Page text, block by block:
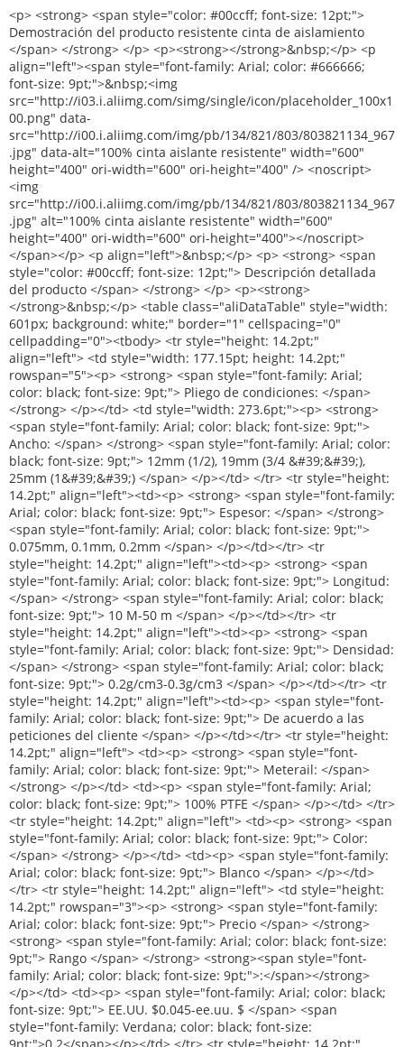
<p> <strong> <span style="color: #00ccff; font-size: 12pt;"> Demostración del producto resistente cinta de aislamiento </span> </strong> </p> <p><strong></strong>&nbsp;</p> <p align="left"><span style="font-family: Arial; color: #666666; font-size: 9pt;">&nbsp;<img src="http://i03.i.aliimg.com/simg/single/icon/placeholder_100x100.png" data-src="http://i00.i.aliimg.com/img/pb/134/821/803/803821134_967.jpg" data-alt="100% cinta aislante resistente" width="600" height="400" ori-width="600" ori-height="400" /> <noscript><img src="http://i00.i.aliimg.com/img/pb/134/821/803/803821134_967.jpg" alt="100% cinta aislante resistente" width="600" height="400" ori-width="600" ori-height="400"></noscript> </span></p> <p align="left">&nbsp;</p> <p> <strong> <span style="color: #00ccff; font-size: 12pt;"> Descripción detallada del producto </span> </strong> </p> <p><strong></strong>&nbsp;</p> <table class="aliDataTable" style="width: 601px; background: white;" border="1" cellspacing="0" cellpadding="0"><tbody> <tr style="height: 14.2pt;" align="left"> <td style="width: 177.15pt; height: 14.2pt;" rowspan="5"><p> <strong> <span style="font-family: Arial; color: black; font-size: 9pt;"> Pliego de condiciones: </span> </strong> </p></td> <td style="width: 273.6pt;"><p> <strong> <span style="font-family: Arial; color: black; font-size: 9pt;"> Ancho: </span> </strong> <span style="font-family: Arial; color: black; font-size: 9pt;"> 12mm (1/2), 19mm (3/4 &#39;&#39;), 25mm (1&#39;&#39;) </span> </p></td> </tr> <tr style="height: 14.2pt;" align="left"><td><p> <strong> <span style="font-family: Arial; color: black; font-size: 9pt;"> Espesor: </span> </strong> <span style="font-family: Arial; color: black; font-size: 9pt;"> 0.075mm, 0.1mm, 0.2mm </span> </p></td></tr> <tr style="height: 14.2pt;" align="left"><td><p> <strong> <span style="font-family: Arial; color: black; font-size: 9pt;"> Longitud: </span> </strong> <span style="font-family: Arial; color: black; font-size: 9pt;"> 10 M-50 m </span> </p></td></tr> <tr style="height: 14.2pt;" align="left"><td><p> <strong> <span style="font-family: Arial; color: black; font-size: 9pt;"> Densidad: </span> </strong> <span style="font-family: Arial; color: black; font-size: 9pt;"> 0.2g/cm3-0.3g/cm3 </span> </p></td></tr> <tr style="height: 14.2pt;" align="left"><td><p> <span style="font-family: Arial; color: black; font-size: 9pt;"> De acuerdo a las peticiones del cliente </span> </p></td></tr> <tr style="height: 14.2pt;" align="left"> <td><p> <strong> <span style="font-family: Arial; color: black; font-size: 9pt;"> Meterail: </span> </strong> </p></td> <td><p> <span style="font-family: Arial; color: black; font-size: 9pt;"> 100% PTFE </span> </p></td> </tr> <tr style="height: 14.2pt;" align="left"> <td><p> <strong> <span style="font-family: Arial; color: black; font-size: 9pt;"> Color: </span> </strong> </p></td> <td><p> <span style="font-family: Arial; color: black; font-size: 9pt;"> Blanco </span> </p></td> </tr> <tr style="height: 14.2pt;" align="left"> <td style="height: 14.2pt;" rowspan="3"><p> <strong> <span style="font-family: Arial; color: black; font-size: 9pt;"> Precio </span> </strong> <strong> <span style="font-family: Arial; color: black; font-size: 9pt;"> Rango </span> </strong> <strong><span style="font-family: Arial; color: black; font-size: 9pt;">:</span></strong></p></td> <td><p> <span style="font-family: Arial; color: black; font-size: 9pt;"> EE.UU. $0.045-ee.uu. $ </span> <span style="font-family: Verdana; color: black; font-size: 9pt;">0.2</span></p></td> </tr> <tr style="height: 14.2pt;" align="left"><td><p><span style="font-family: Arial; color: black; font-size: 9pt;">1). Por ejemplo: la cantidad más grande, el precio más favorable</span></p></td></tr> <tr style="height: 14.2pt;" align="left"><td><p><span style="font-family: Arial; color: black; font-size: 9pt;">2). Por ejemplo: producimos 100% PTFE como productos de alta calidad</span></p></td></tr> <tr style="height: 14.2pt;" align="left"> <td><p> <strong> <span style="font-family: Arial; color: black; font-size: 9pt;"> Tiempo de entrega: </span> </strong> </p></td> <td><p> <span style="font-family: Arial; color: black; font-size: 9pt;"> 30 días después de recibir su 30% por pago anticipado </span> </p></td> </tr> <tr style="height: 14.2pt;" align="left"> <td style="height: 14.2pt;" rowspan="4"><p> <strong> <span style="font-family: Arial; color: black; font-size: 9pt;"> Detalles del embalaje: </span> </strong> </p></td> <td><p> <span style="font-family: Arial; color: black; font-size: 9pt;"> 1.10 unids/contracción o 10 unids/caja </span> </p></td> </tr> <tr style="height: 14.2pt;" align="left"><td><p> <span style="font-family: Arial; color: black; font-size: 9pt;"> 2. Inner caja: 48 unids/caja, 100 unids/caja o 250 unids/caja </span> </p></td></tr> <tr style="height: 14.2pt;" align="left"><td><p> <span style="font-family: Arial; color: black; font-size: 9pt;"> 3. Outer cartón: 500 unids/ctn o 1000 unids/ctn </span> </p></td></tr> <tr style="height: 14.2pt;" align="left"><td><p> <span style="font-family: Arial; color: black; font-size: 9pt;"> De acuerdo a las peticiones del cliente </span> </p></td></tr> <tr style="height: 14.2pt;" align="left"> <td><p> <strong> <span style="font-family: Arial; color: black; font-size: 9pt;"> Puerto: </span> </strong> </p></td> <td><p> <span style="font-family: Arial; color: black; font-size: 9pt;"> Shanghai/ningbo </span> </p></td> </tr> <tr style="height: 14.2pt;" align="left"> <td><p> <strong> <span style="font-family: Arial; color: black; font-size: 9pt;"> Moq: </span> </strong> </p></td> <td><p> <span style="font-family: Arial; color: black; font-size: 9pt;"> 100000 unids </span> </p></td> </tr> <tr style="height: 14.2pt;" align="left"> <td><p><span style="font-family: Verdana; color: black; font-size: 9pt;">&nbsp;</span></p></td> <td><p><span style="font-family: Verdana; color: black; font-size: 9pt;">&nbsp;</span></p></td> </tr> <tr style="height: 14.2pt;" align="left"> <td><p> <strong> <span style="font-family: Arial; color: black; font-size: 9pt;"> Composición: </span> </strong> </p></td> <td><p> <span style="font-family: Arial; color: black; font-size: 9pt;"> 100% PTFE </span> </p></td> </tr> <tr style="height: 14.2pt;" align="left"> <td><p> <strong> <span style="font-family: Arial; color: black; font-size: 9pt;"> Temperatura </span> </strong> <strong> <span style="font-family: Arial; color: black; font-size: 9pt;"> Rango </span> </strong> <strong><span style="font-family: Arial; color: black; font-size: 9pt;">: </span></strong></p></td> <td><p> <span style="font-family: Arial; color: black; font-size: 9pt;"> -190c a 280C (-374f a + 536f) </span> </p></td> </tr> <tr style="height: 14.2pt;" align="left"> <td><p> <strong> <span style="font-family: Arial; color: black; font-size: 9pt;"> Resistencia a la tracción: </span> </strong> </p></td> <td><p> <span style="font-family: Arial; color: black; font-size: 9pt;"> 8n/mm2 </span> </p></td> </tr> <tr style="height: 14.2pt;" align="left"> <td><p> <strong> <span style="font-family: Arial; color: black; font-size: 9pt;"> Elongación: </span> </strong> </p></td> <td><p> <span style="font-family: Arial; color: black; font-size: 9pt;"> 25% Min </span> </p></td> </tr> <tr style="height: 14.2pt;" align="left"> <td><p> <strong> <span style="font-family: Arial; color: black; font-size: 9pt;"> Resistencia a la presión: </span> </strong> </p></td> <td><p> <span style="font-family: Arial; color: black; font-size: 9pt;"> Hasta 30 bar (mpa) </span> </p></td> </tr> <tr style="height: 14.2pt;" align="left"> <td><p> <strong> <span style="font-family: Arial; color: black; font-size: 9pt;"> Resistencia química: </span> </strong> </p></td> <td><p> <span style="font-family: Arial; color: black; font-size: 9pt;"> Ph: 0-14 </span> </p></td> </tr> </tbody></table> <p>&nbsp;</p> <p><strong></strong>&nbsp;</p> <p> <strong> <span style="color: #00ccff; font-size: 12pt;"> Certificado </span> </strong> </p> <p><strong></strong>&nbsp;</p> <p><strong><span style="color: #00ccff; font-size: 12pt;"><img src="http://i03.i.aliimg.com/simg/single/icon/placeholder_100x100.png" data-src="http://i01.i.aliimg.com/img/pb/078/241/806/806241078_232.jpg" data-alt="100% cinta aislante resistente" width="600" height="430" ori-width="600" ori-height="430" /> <noscript><img src="http://i01.i.aliimg.com/img/pb/078/241/806/806241078_232.jpg" alt="100% cinta aislante resistente" width="600" height="430" ori-width="600" ori-height="430"></noscript> </span></strong></p> <p>&nbsp;</p> <p>&nbsp;</p> <p> <strong> <span style="color: #00ccff; font-size: 12pt;"> Nuestra empresa </span> </strong> </p> <p><strong></strong>&nbsp;</p> <p><strong><span style="color: #00ccff; font-size: 12pt;"><img src="http://i03.i.aliimg.com/simg/single/icon/placeholder_100x100.png" data-src="http://i01.i.aliimg.com/img/pb/833/218/800/800218833_783.jpg" width="600" height="400" ori-width="600" ori-height="400" /> <noscript><img src="http://i01.i.aliimg.com/img/pb/833/218/800/800218833_783.jpg" width="600" height="400" ori-width="600" ori-height="400"></noscript> </span></strong></p> <p><strong></strong>&nbsp;</p> <p><strong><span style="color: #00ccff; font-size: 12pt;"><img src="http://i03.i.aliimg.com/simg/single/icon/placeholder_100x100.png" data-src="http://i00.i.aliimg.com/img/pb/139/949/802/802949139_980.jpg" data-alt="100% cinta aislante resistente" width="600" height="500" ori-width="600" ori-height="500" /> <noscript><img src="http://i00.i.aliimg.com/img/pb/139/949/802/802949139_980.jpg" alt="100% cinta aislante resistente" width="600" height="500" ori-width="600" ori-height="500"></noscript> </sp